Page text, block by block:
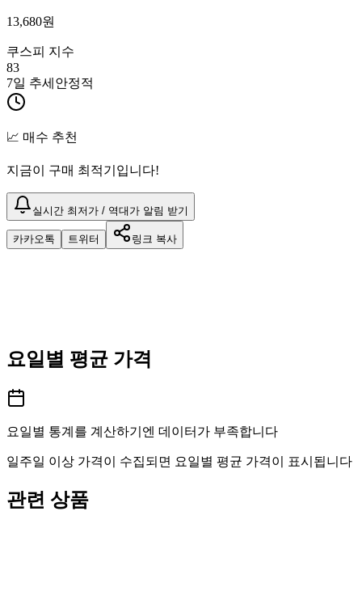
13,680원
쿠스피 지수
83
7일 추세 안정적
📈 매수 추천
지금이 구매 최적기입니다!
실시간 최저가 / 역대가 알림 받기
카카오톡 트위터 링크 복사
요일별 평균 가격
요일별 통계를 계산하기엔 데이터가 부족합니다
일주일 이상 가격이 수집되면 요일별 평균 가격이 표시됩니다
관련 상품